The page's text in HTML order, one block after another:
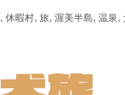
, 休暇村, 旅, 渥美半島, 温泉,